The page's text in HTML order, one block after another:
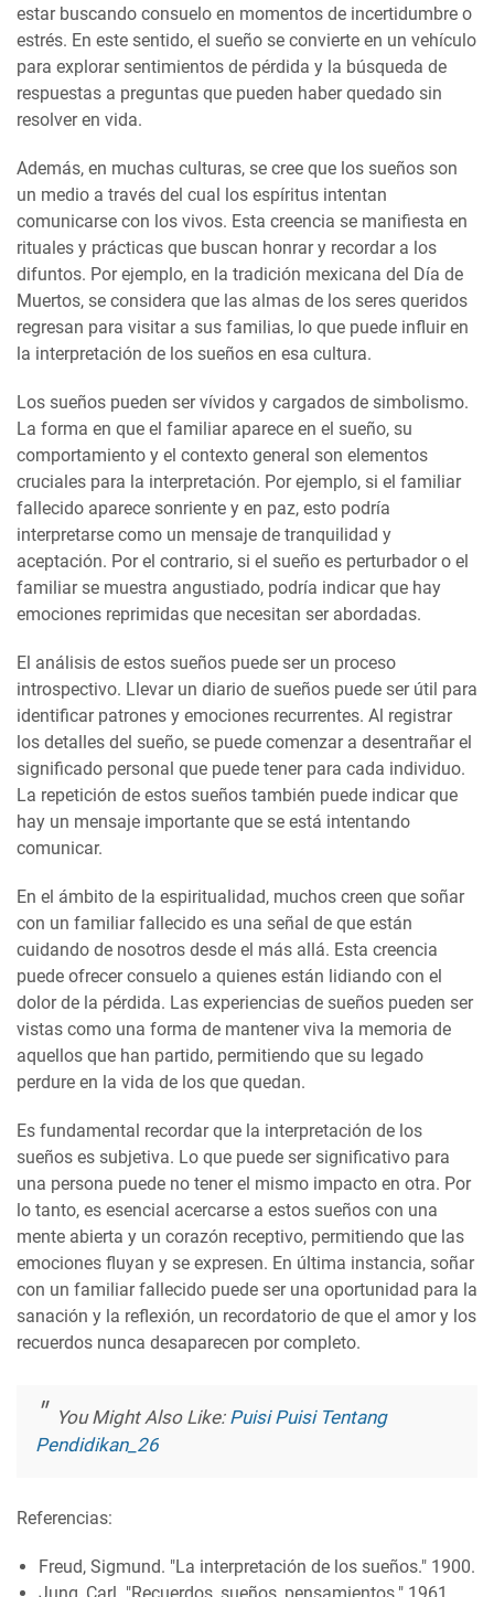
estar buscando consuelo en momentos de incertidumbre o
estrés. En este sentido, el sueño se convierte en un vehículo
para explorar sentimientos de pérdida y la búsqueda de
respuestas a preguntas que pueden haber quedado sin
resolver en vida.
Además, en muchas culturas, se cree que los sueños son
un medio a través del cual los espíritus intentan
comunicarse con los vivos. Esta creencia se manifiesta en
rituales y prácticas que buscan honrar y recordar a los
difuntos. Por ejemplo, en la tradición mexicana del Día de
Muertos, se considera que las almas de los seres queridos
regresan para visitar a sus familias, lo que puede influir en
la interpretación de los sueños en esa cultura.
Los sueños pueden ser vívidos y cargados de simbolismo.
La forma en que el familiar aparece en el sueño, su
comportamiento y el contexto general son elementos
cruciales para la interpretación. Por ejemplo, si el familiar
fallecido aparece sonriente y en paz, esto podría
interpretarse como un mensaje de tranquilidad y
aceptación. Por el contrario, si el sueño es perturbador o el
familiar se muestra angustiado, podría indicar que hay
emociones reprimidas que necesitan ser abordadas.
El análisis de estos sueños puede ser un proceso
introspectivo. Llevar un diario de sueños puede ser útil para
identificar patrones y emociones recurrentes. Al registrar
los detalles del sueño, se puede comenzar a desentrañar el
significado personal que puede tener para cada individuo.
La repetición de estos sueños también puede indicar que
hay un mensaje importante que se está intentando
comunicar.
En el ámbito de la espiritualidad, muchos creen que soñar
con un familiar fallecido es una señal de que están
cuidando de nosotros desde el más allá. Esta creencia
puede ofrecer consuelo a quienes están lidiando con el
dolor de la pérdida. Las experiencias de sueños pueden ser
vistas como una forma de mantener viva la memoria de
aquellos que han partido, permitiendo que su legado
perdure en la vida de los que quedan.
Es fundamental recordar que la interpretación de los
sueños es subjetiva. Lo que puede ser significativo para
una persona puede no tener el mismo impacto en otra. Por
lo tanto, es esencial acercarse a estos sueños con una
mente abierta y un corazón receptivo, permitiendo que las
emociones fluyan y se expresen. En última instancia, soñar
con un familiar fallecido puede ser una oportunidad para la
sanación y la reflexión, un recordatorio de que el amor y los
recuerdos nunca desaparecen por completo.
You Might Also Like: Puisi Puisi Tentang
Pendidikan_26
Referencias:
Freud, Sigmund. "La interpretación de los sueños." 1900.